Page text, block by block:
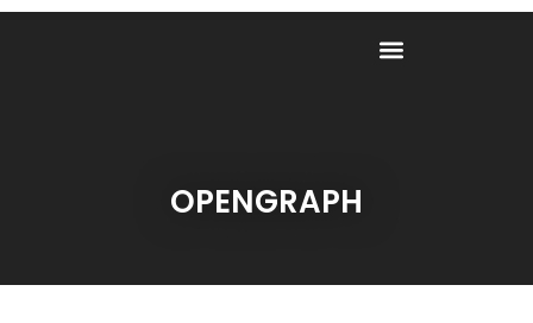
OPENGRAPH